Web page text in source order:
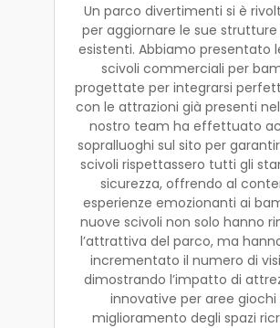
Un parco divertimenti si è
per aggiornare le sue
esistenti. Abbiamo presentato
scivoli commerciali per
progettate per integrarsi
con le attrazioni già presenti
nostro team ha effettuato
sopralluoghi sul sito per
scivoli rispettassero tutti gli
sicurezza, offrendo al
esperienze emozionanti ai
nuove scivoli non solo hanno
l’attrattiva del parco, ma
incrementato il numero di
dimostrando l’impatto di
innovative per aree giochi
miglioramento degli spazi